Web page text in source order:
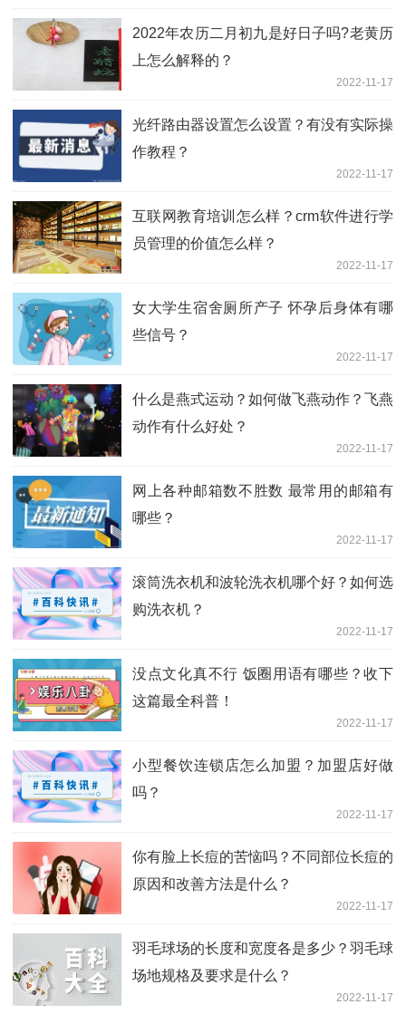
2022年农历二月初九是好日子吗?老黄历
上怎么解释的？
2022-11-17
光纤路由器设置怎么设置？有没有实际操
作教程？
2022-11-17
互联网教育培训怎么样？crm软件进行学
员管理的价值怎么样？
2022-11-17
女大学生宿舍厕所产子 怀孕后身体有哪
些信号？
2022-11-17
什么是燕式运动？如何做飞燕动作？飞燕
动作有什么好处？
2022-11-17
网上各种邮箱数不胜数 最常用的邮箱有
哪些？
2022-11-17
滚筒洗衣机和波轮洗衣机哪个好？如何选
购洗衣机？
2022-11-17
没点文化真不行 饭圈用语有哪些？收下
这篇最全科普！
2022-11-17
小型餐饮连锁店怎么加盟？加盟店好做
吗？
2022-11-17
你有脸上长痘的苦恼吗？不同部位长痘的
原因和改善方法是什么？
2022-11-17
羽毛球场的长度和宽度各是多少？羽毛球
场地规格及要求是什么？
2022-11-17